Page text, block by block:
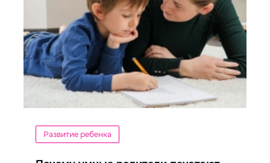
Развитие ребенка